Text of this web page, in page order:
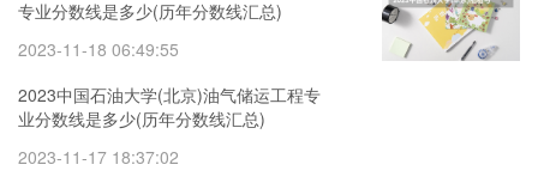
专业分数线是多少(历年分数线汇总)
2023-11-18 06:49:55
2023中国石油大学(北京)油气储运工程专
业分数线是多少(历年分数线汇总)
2023-11-17 18:37:02